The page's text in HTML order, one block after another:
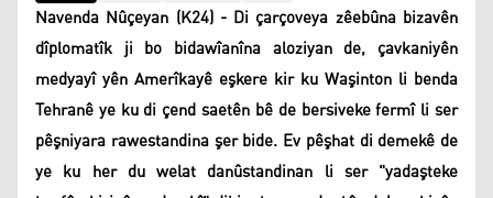
Navenda Nûçeyan (K24) - Di çarçoveya zêebûna bizavên
dîplomatîk ji bo bidawîanîna aloziyan de, çavkaniyên
medyayî yên Amerîkayê eşkere kir ku Waşinton li benda
Tehranê ye ku di çend saetên bê de bersiveke fermî li ser
pêşniyara rawestandina şer bide. Ev pêşhat di demekê de
ye ku her du welat danûstandinan li ser "yadaşteke